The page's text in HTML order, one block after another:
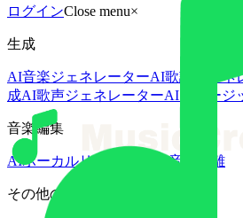
ログインClose menu×
生成
AI音楽ジェネレーターAI歌詞ジェネ
成AI歌声ジェネレーターAIミュージ
音楽編集
AIボーカルリムーバー AI 音源分離
その他の音楽ツール